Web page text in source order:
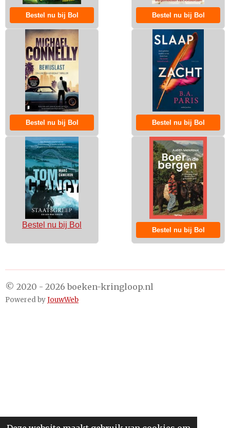
Bestel nu bij Bol Bestel nu bij Bol
Bestel nu bij Bol Bestel nu bij Bol
Bestel nu bij Bol
Bestel nu bij Bol
© 2020 - 2026 boeken-kringloop.nl
Powered byJouwWeb